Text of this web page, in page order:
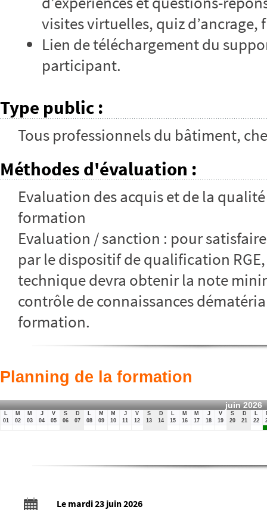
visites virtuelles, quiz
Lien de téléchargement du
participant.
Type public :
Tous professionnels du bâtiment,
Méthodes d'évaluation :
Evaluation des acquis et de la
formation
Evaluation / sanction : pour
par le dispositif de qualification
technique devra obtenir la note
contrôle de connaissances
formation.
Planning de la formation
juin 2026
01
M
02
M
03
J
04
V
05
S
06
D
07
08
M
09
M
10
J
11
V
12
S
13
D
14
15
M
16
M
17
J
18
V
19
S
20
D
21
22
Le mardi 23 juin 2026